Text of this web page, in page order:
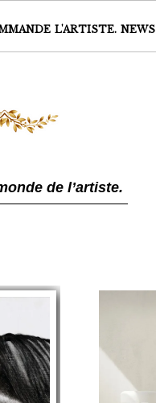
L'ARTISTE. NEWS
de l’artiste.